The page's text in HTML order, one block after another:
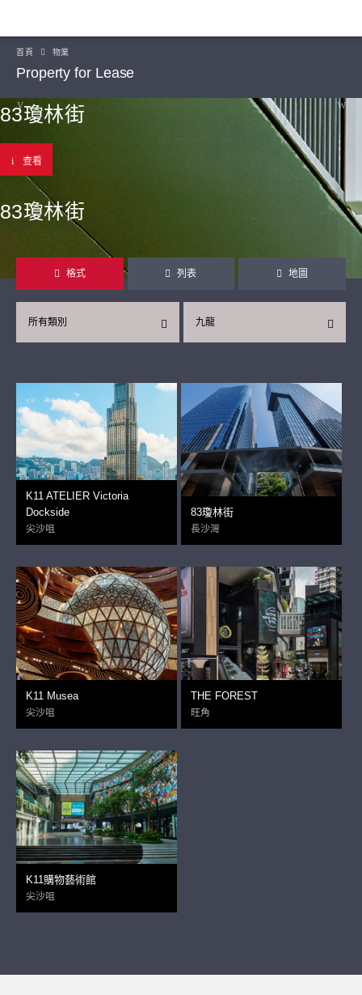
首頁 物業
Property for Lease
83瓊林街
查看
83瓊林街
格式 列表 地圖
九龍
所有類別
K11 ATELIER Victoria
Dockside
尖沙咀
83瓊林街
長沙灣
K11 Musea
尖沙咀
THE FOREST
旺角
K11購物藝術館
尖沙咀